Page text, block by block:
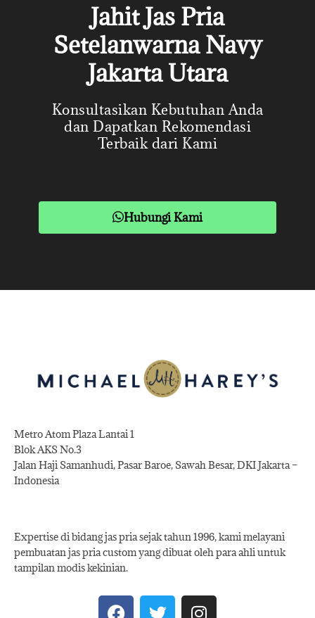
Jahit Jas Pria
Setelanwarna Navy
Jakarta Utara
Konsultasikan Kebutuhan Anda
dan Dapatkan Rekomendasi
Terbaik dari Kami
Hubungi Kami
Metro Atom Plaza Lantai 1
Blok AKS No.3
Jalan Haji Samanhudi, Pasar Baroe, Sawah Besar, DKI Jakarta –
Indonesia
Expertise di bidang jas pria sejak tahun 1996, kami melayani
pembuatan jas pria custom yang dibuat oleh para ahli untuk
tampilan modis kekinian.